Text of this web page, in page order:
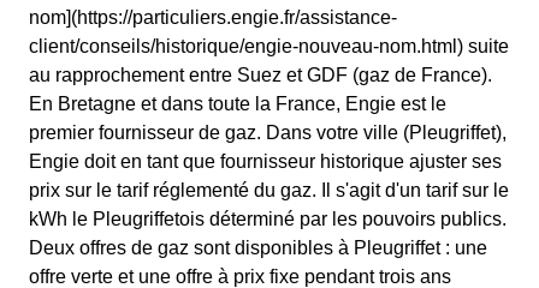
nom](https://particuliers.engie.fr/assistance-
client/conseils/historique/engie-nouveau-nom.html) suite
au rapprochement entre Suez et GDF (gaz de France).
En Bretagne et dans toute la France, Engie est le
premier fournisseur de gaz. Dans votre ville (Pleugriffet),
Engie doit en tant que fournisseur historique ajuster ses
prix sur le tarif réglementé du gaz. Il s'agit d'un tarif sur le
kWh le Pleugriffetois déterminé par les pouvoirs publics.
Deux offres de gaz sont disponibles à Pleugriffet : une
offre verte et une offre à prix fixe pendant trois ans